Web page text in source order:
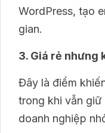
WordPress, tạo
gian.
3. Giá rẻ nhưng
Đây là điểm
trong khi vẫn giữ
doanh nghiệp